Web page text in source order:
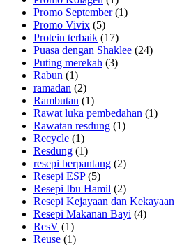
Promo September(1)
Promo Vivix (5)
Protein terbaik (17)
Puasa dengan Shaklee (24)
Puting merekah (3)
Rabun (1)
ramadan (2)
Rambutan (1)
Rawat luka pembedahan (1)
Rawatan resdung (1)
Recycle (1)
Resdung (1)
resepi berpantang (2)
Resepi ESP(5)
Resepi Ibu Hamil (2)
Resepi Kejayaan dan Kekayaan
Resepi Makanan Bayi (4)
ResV (1)
Reuse (1)